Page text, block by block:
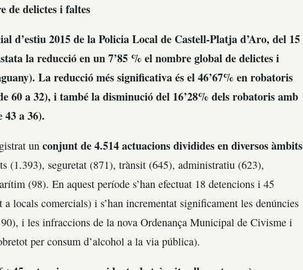
de delictes i faltes
d’estiu 2015 de la Policia Local de Castell-Platja d’Aro, del 15
la reducció en un 7’85 % el nombre global de delictes i
La reducció més significativa és el 46’67% en robatoris
60 a 32), i també la disminució del 16’28% dels robatoris amb
43 a 36).
un conjunt de 4.514 actuacions dividides en diversos àmbits
(1.393), seguretat (871), trànsit (645), administratiu (623),
(98). En aquest període s’han efectuat 18 detencions i 45
locals comercials) i s’han incrementat significament les denúncies
i les infraccions de la nova Ordenança Municipal de Civisme i
per consum d’alcohol a la via pública).